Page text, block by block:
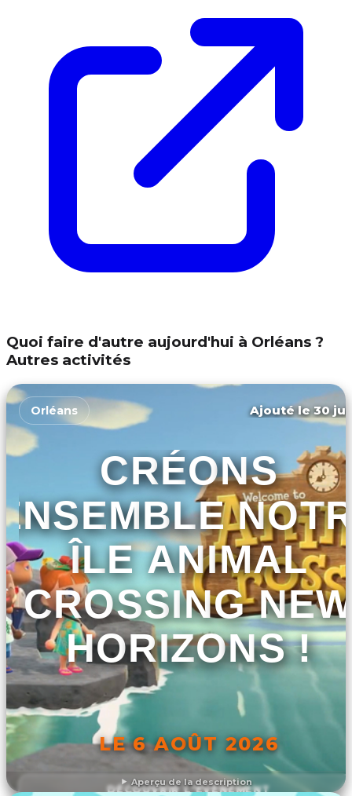
Quoi faire d'autre aujourd'hui à Orléans ?
Autres activités
Aperçu de la description
Orléans Ajouté le 30
CRÉONS
ÎLE ANIMAL
CROSSING
HORIZONS !
LE 6 AOÛT 2026
DÉCOUVRIR L'ÉVÉNEMENT